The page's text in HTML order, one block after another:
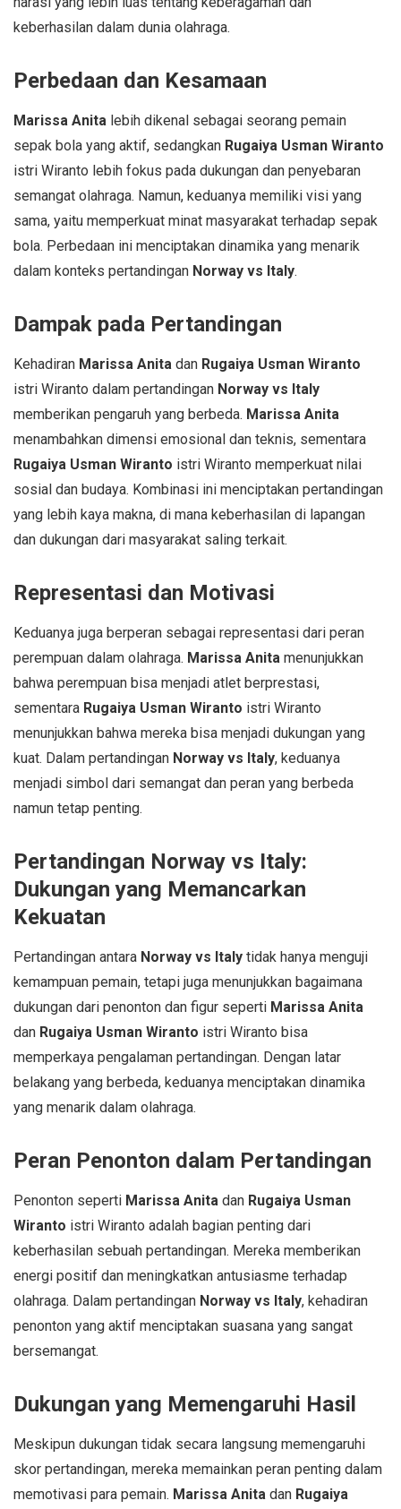
keberhasilan dalam dunia olahraga.
Perbedaan dan Kesamaan
Marissa Anita lebih dikenal sebagai seorang pemain
sepak bola yang aktif, sedangkan Rugaiya Usman Wiranto
istri Wiranto lebih fokus pada dukungan dan penyebaran
semangat olahraga. Namun, keduanya memiliki visi yang
sama, yaitu memperkuat minat masyarakat terhadap sepak
bola. Perbedaan ini menciptakan dinamika yang menarik
dalam konteks pertandingan Norway vs Italy.
Dampak pada Pertandingan
Kehadiran Marissa Anita dan Rugaiya Usman Wiranto
istri Wiranto dalam pertandingan Norway vs Italy
memberikan pengaruh yang berbeda. Marissa Anita
menambahkan dimensi emosional dan teknis, sementara
Rugaiya Usman Wiranto istri Wiranto memperkuat nilai
sosial dan budaya. Kombinasi ini menciptakan pertandingan
yang lebih kaya makna, di mana keberhasilan di lapangan
dan dukungan dari masyarakat saling terkait.
Representasi dan Motivasi
Keduanya juga berperan sebagai representasi dari peran
perempuan dalam olahraga. Marissa Anita menunjukkan
bahwa perempuan bisa menjadi atlet berprestasi,
sementara Rugaiya Usman Wiranto istri Wiranto
menunjukkan bahwa mereka bisa menjadi dukungan yang
kuat. Dalam pertandingan Norway vs Italy, keduanya
menjadi simbol dari semangat dan peran yang berbeda
namun tetap penting.
Pertandingan Norway vs Italy:
Dukungan yang Memancarkan
Kekuatan
Pertandingan antara Norway vs Italy tidak hanya menguji
kemampuan pemain, tetapi juga menunjukkan bagaimana
dukungan dari penonton dan figur seperti Marissa Anita
dan Rugaiya Usman Wiranto istri Wiranto bisa
memperkaya pengalaman pertandingan. Dengan latar
belakang yang berbeda, keduanya menciptakan dinamika
yang menarik dalam olahraga.
Peran Penonton dalam Pertandingan
Penonton seperti Marissa Anita dan Rugaiya Usman
Wiranto istri Wiranto adalah bagian penting dari
keberhasilan sebuah pertandingan. Mereka memberikan
energi positif dan meningkatkan antusiasme terhadap
olahraga. Dalam pertandingan Norway vs Italy, kehadiran
penonton yang aktif menciptakan suasana yang sangat
bersemangat.
Dukungan yang Memengaruhi Hasil
Meskipun dukungan tidak secara langsung memengaruhi
skor pertandingan, mereka memainkan peran penting dalam
memotivasi para pemain. Marissa Anita dan Rugaiya